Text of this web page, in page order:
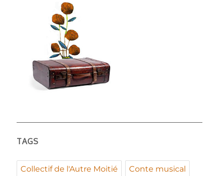
TAGS
Collectif de l'Autre Moitié Conte musical